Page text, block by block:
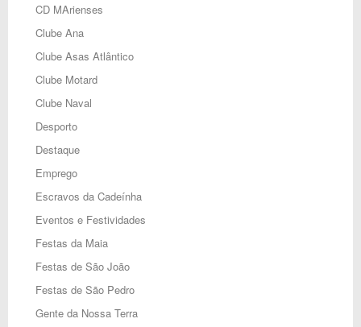
CD MArienses
Clube Ana
Clube Asas Atlântico
Clube Motard
Clube Naval
Desporto
Destaque
Emprego
Escravos da Cadeínha
Eventos e Festividades
Festas da Maia
Festas de São João
Festas de São Pedro
Gente da Nossa Terra